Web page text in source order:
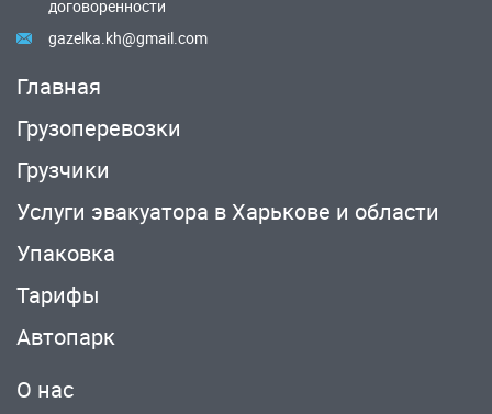
договоренности
gazelka.kh@gmail.com
Главная
Грузоперевозки
Грузчики
Услуги эвакуатора в Харькове и области
Упаковка
Тарифы
Автопарк
О нас